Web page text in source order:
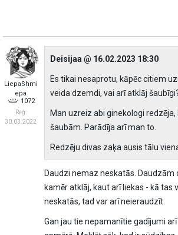
LiepaShmi
epa
1072
Reģ:
30.03.2022
Deisijaa @ 16.02.2023 18:30
Es tikai nesaprotu, kāpēc citiem
veida dzemdi, vai arī atklāj
Man uzreiz abi ginekologi redzēja,
šaubām. Parādīja arī man to.
Redzēju divas zaķa ausis tālu
Daudzi nemaz neskatās. Daudzām
kamēr atklāj, kaut arī liekas - kā tas
neskatās, tad var arī neieraudzīt.
Gan jau tie nepamanītie gadījumi